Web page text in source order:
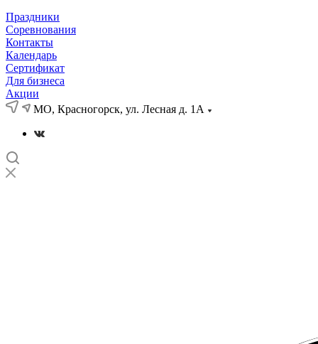
Праздники
Соревнования
Контакты
Календарь
Сертификат
Для бизнеса
Акции
МО, Красногорск, ул. Лесная д. 1А